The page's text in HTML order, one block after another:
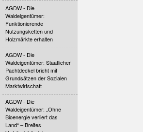
AGDW - Die
Waldeigentümer:
Funktionierende
Nutzungsketten und
Holzmärkte erhalten
AGDW - Die
Waldeigentümer: Staatlicher
Pachtdeckel bricht mit
Grundsätzen der Sozialen
Marktwirtschaft
AGDW - Die
Waldeigentümer: „Ohne
Bioenergie verliert das
Land“ – Breites